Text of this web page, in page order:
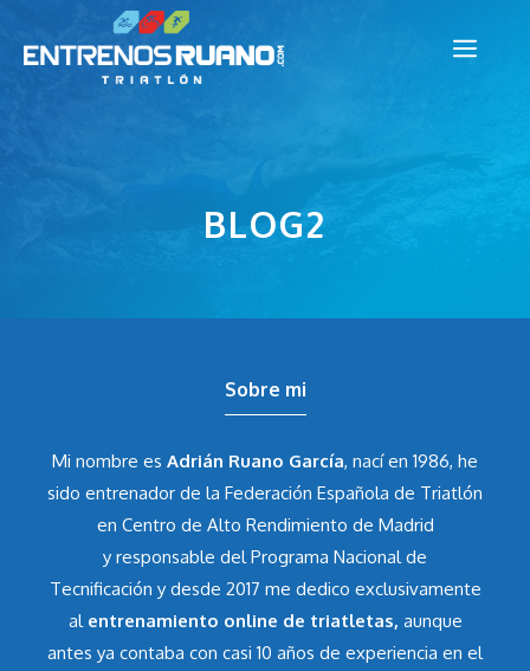
BLOG2
Sobre mi
Mi nombre es Adrián Ruano García, nací en 1986, he
sido entrenador de la Federación Española de Triatlón
en Centro de Alto Rendimiento de Madrid
y responsable del Programa Nacional de
Tecnificación y desde 2017 me dedico exclusivamente
al entrenamiento online de triatletas, aunque
antes ya contaba con casi 10 años de experiencia en el